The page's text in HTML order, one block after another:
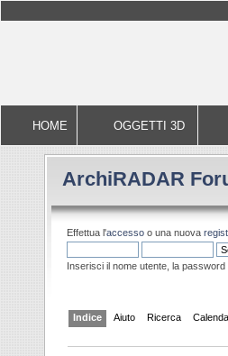
HOME OGGETTI 3D
ArchiRADAR
Effettua l'accesso o una nuova
Inserisci il nome utente, la
Indice Aiuto Ricerca